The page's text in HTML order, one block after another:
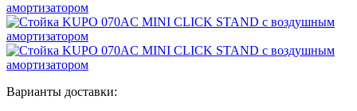
Варианты доставки: